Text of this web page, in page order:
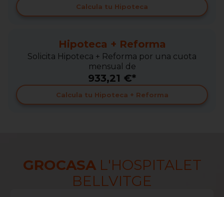
Calcula tu Hipoteca
Hipoteca + Reforma
Solicita Hipoteca + Reforma por una cuota
mensual de
933,21 €*
Calcula tu Hipoteca + Reforma
GROCASA L'HOSPITALET
BELLVITGE